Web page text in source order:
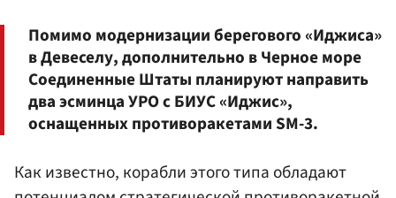
Помимо модернизации берегового «Иджиса»
в Девеселу, дополнительно в Черное море
Соединенные Штаты планируют направить
два эсминца УРО с БИУС «Иджис»,
оснащенных противоракетами SM-3.
Как известно, корабли этого типа обладают